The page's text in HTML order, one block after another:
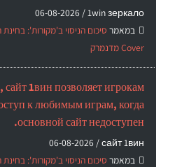
1win зеркало /
06-08-2026
במאמר
Cover מדנמרק
сайт 1вин позволяет игрокам
к любимым играм, когда
основной сайт недоступен.
сайт 1вин /
06-08-2026
במאמר